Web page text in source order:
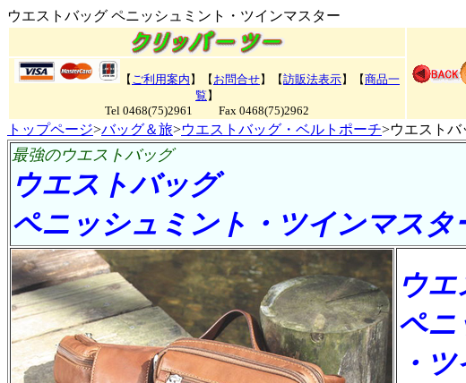
ウエストバッグ ペニッシュミント・ツインマスター
【 ご利用案内 】【 お問合せ】【訪販法表示】【商品一
覧 】
Tel 0468(75)2961 Fax 0468(75)2962
トップページ>バッグ＆旅>ウエストバッグ・ベルトポーチ>ウエストバ
最強のウエストバッグ
ウエストバッグ
ペニッシュミント・ツインマスタ
ウ
ペニ
・